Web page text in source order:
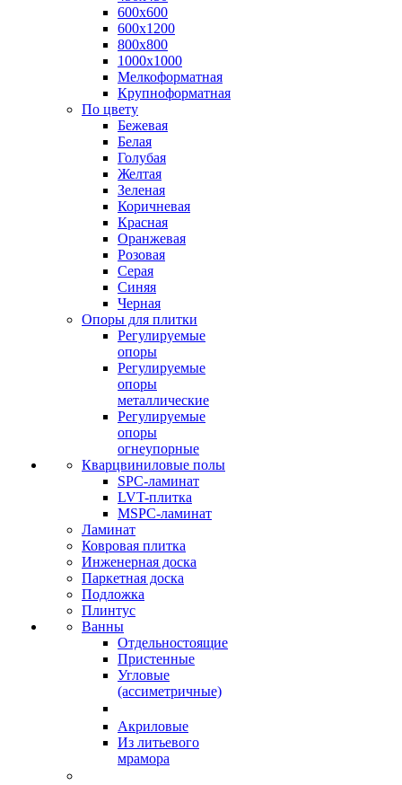
600х600
600х1200
800х800
1000х1000
Мелкоформатная
Крупноформатная
По цвету
Бежевая
Белая
Голубая
Желтая
Зеленая
Коричневая
Красная
Оранжевая
Розовая
Серая
Синяя
Черная
Опоры для плитки
Регулируемые
опоры
Регулируемые
опоры
металлические
Регулируемые
опоры
огнеупорные
Кварцвиниловые полы
SPC-ламинат
LVT-плитка
MSPC-ламинат
Ламинат
Ковровая плитка
Инженерная доска
Паркетная доска
Подложка
Плинтус
Ванны
Отдельностоящие
Пристенные
Угловые
(ассиметричные)
Акриловые
Из литьевого
мрамора